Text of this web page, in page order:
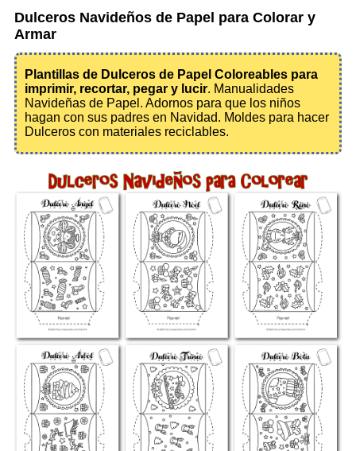
Dulceros Navideños de Papel para Colorar y
Armar
Plantillas de Dulceros de Papel Coloreables para
imprimir, recortar, pegar y lucir. Manualidades
Navideñas de Papel. Adornos para que los niños
hagan con sus padres en Navidad. Moldes para hacer
Dulceros con materiales reciclables.